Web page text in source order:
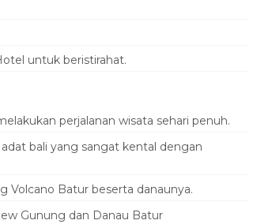
untuk beristirahat.
perjalanan wisata sehari penuh.
adat bali yang sangat kental dengan
Volcano Batur beserta danaunya.
Gunung dan Danau Batur